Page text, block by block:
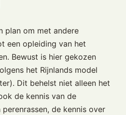
plan om met andere
een opleiding van het
Bewust is hier gekozen
het Rijnlands model
Dit behelst niet alleen het
de kennis van de
de kennis over